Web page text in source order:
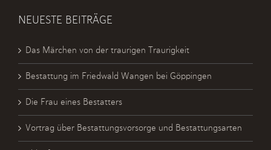
NEUESTE BEITRÄGE
Das Märchen von der traurigen Traurigkeit
Bestattung im Friedwald Wangen bei Göppingen
Die Frau eines Bestatters
Vortrag über Bestattungsvorsorge und Bestattungsarten